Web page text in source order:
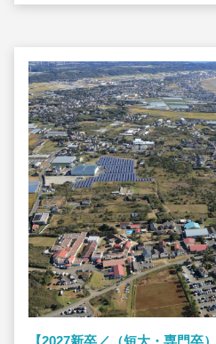
【2027新卒／（短大・専門卒